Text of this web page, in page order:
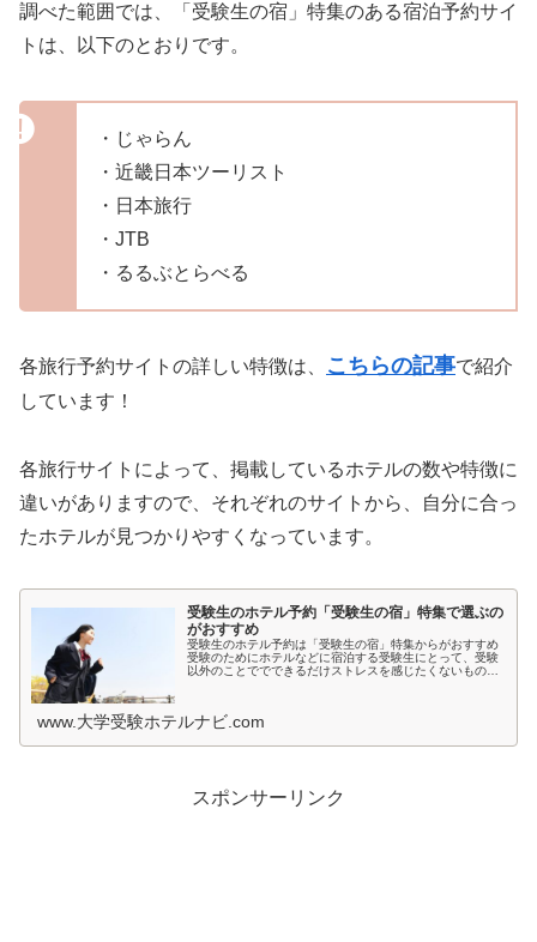
調べた範囲では、「受験生の宿」特集のある宿泊予約サイ
トは、以下のとおりです。
・じゃらん
・近畿日本ツーリスト
・日本旅行
・JTB
・るるぶとらべる
各旅行予約サイトの詳しい特徴は、 こちらの記事で紹介
しています！
各旅行サイトによって、掲載しているホテルの数や特徴に
違いがありますので、それぞれのサイトから、自分に合っ
たホテルが見つかりやすくなっています。
受験生のホテル予約「受験生の宿」特集で選ぶの
がおすすめ
受験生のホテル予約は「受験生の宿」特集からがおすすめ
受験のためにホテルなどに宿泊する受験生にとって、受験
以外のことででできるだけストレスを感じたくないもので
www.大学受験ホテルナビ.com
スポンサーリンク